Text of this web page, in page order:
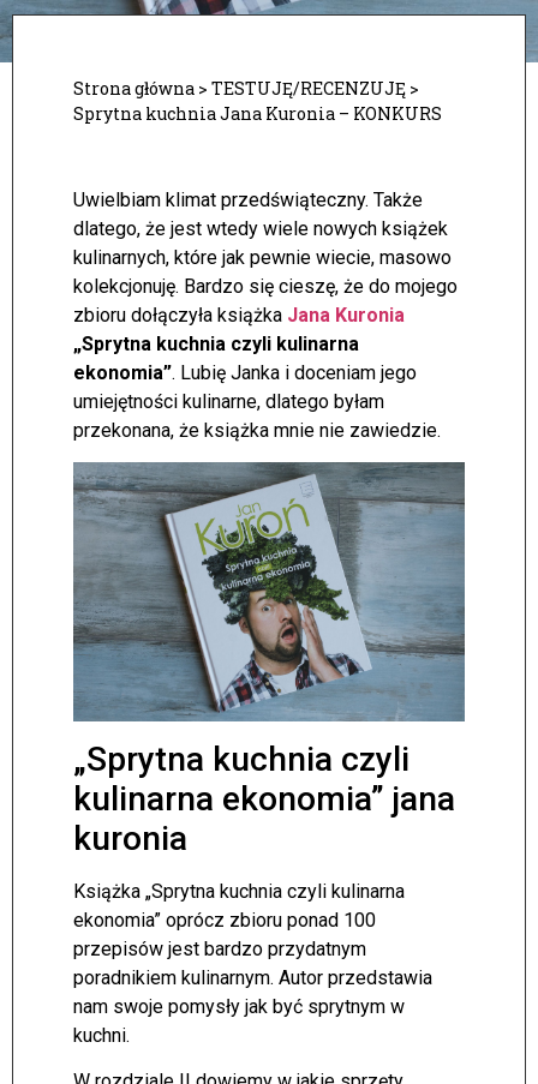
Strona główna > TESTUJĘ/RECENZUJĘ >
Sprytna kuchnia Jana Kuronia – KONKURS
Uwielbiam klimat przedświąteczny. Także
dlatego, że jest wtedy wiele nowych książek
kulinarnych, które jak pewnie wiecie, masowo
kolekcjonuję. Bardzo się cieszę, że do mojego
zbioru dołączyła książka Jana Kuronia
„Sprytna kuchnia czyli kulinarna
ekonomia”. Lubię Janka i doceniam jego
umiejętności kulinarne, dlatego byłam
przekonana, że książka mnie nie zawiedzie.
„Sprytna kuchnia czyli
kulinarna ekonomia” jana
kuronia
Książka „Sprytna kuchnia czyli kulinarna
ekonomia” oprócz zbioru ponad 100
przepisów jest bardzo przydatnym
poradnikiem kulinarnym. Autor przedstawia
nam swoje pomysły jak być sprytnym w
kuchni.